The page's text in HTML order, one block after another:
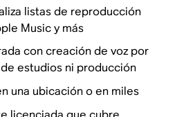
listas de reproducción
Music y más
con creación de voz por
estudios ni producción
una ubicación o en miles